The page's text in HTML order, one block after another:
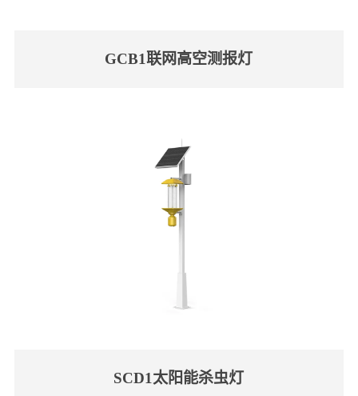
GCB1联网高空测报灯
SCD1太阳能杀虫灯